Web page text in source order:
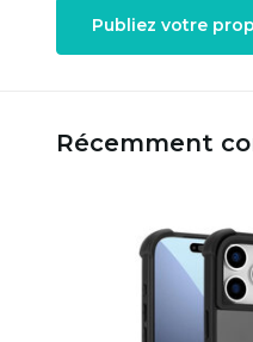
Publiez votre
Récemment